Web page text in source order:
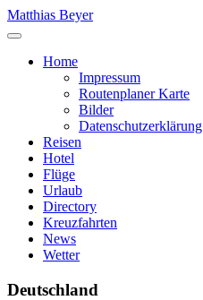
Skip
to
Matthias Beyer
Home
Impressum
Routenplaner Karte
Bilder
Datenschutzerklärung
Reisen
Hotel
Flüge
Urlaub
Directory
Kreuzfahrten
News
Wetter
Deutschland